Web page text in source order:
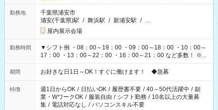
勤務地
千葉県浦安市
浦安(千葉県)駅 / 舞浜駅 / 新浦安駅 / …
屋内展示会場
勤務時間
▼シフト例 ・08：00～19：00 ・09：00～18：00 ・10：00～
17：00 ・13：00～22：00 ・16：00～21：00 など多数！ ※お
仕事により勤務時間が異なります
期間 お好きな日1日～OK！すぐに働けます！ ◆急募
特徴 週1日からOK / 日払いOK / 履歴書不要 / 40～50代活躍中 / 副
業・WワークOK / 服装自由 / シフト勤務 / 10名以上の大量募
集 / 電話対応なし / パソコンスキル不要